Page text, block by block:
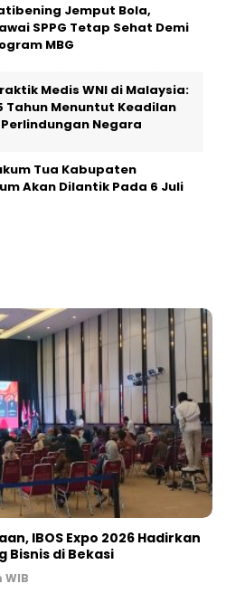
Jemput Bola,
SPPG Tetap Sehat Demi
MBG
Medis WNI di Malaysia:
Tahun Menuntut Keadilan
Negara
Tua Kabupaten
Akan Dilantik Pada 6 Juli
IBOS Expo 2026 Hadirkan
Bisnis di Bekasi
WIB